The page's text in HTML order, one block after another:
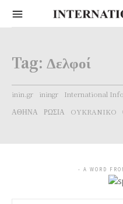
Tag: Δελφοί
inin.gr iningr International
ΑΘΗΝΑ
ΡΩΣΙΑ OYKRANIKO
- A WORD